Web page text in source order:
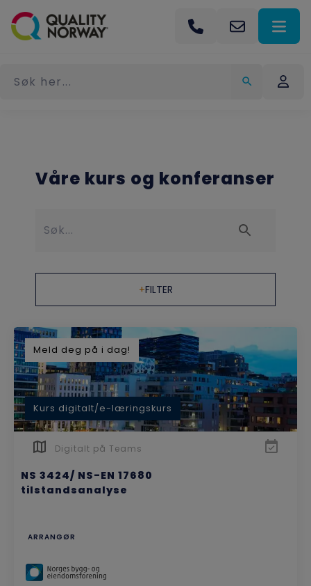
Våre kurs og konferanser
+FILTER
Kurs digitalt/e-læringskurs
Meld deg på i dag!
Digitalt på Teams
NS 3424/ NS-EN 17680
tilstandsanalyse
ARRANGØR
Navigated to Våre kurs og konferanser